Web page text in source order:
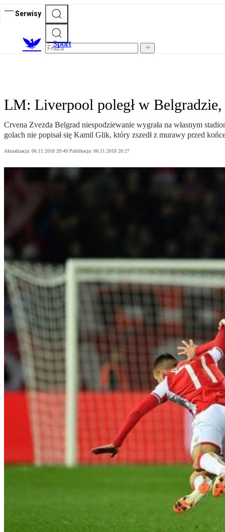
Serwisy
Sport
LM: Liverpool poległ w
Crvena Zvezda Belgrad niespodziewanie wygrała na własnym
golach nie popisał się Kamil Glik, który zszedł z murawy przed
Aktualizacja: 06.11.2018 20:49 Publikacja: 06.11.2018 20:27